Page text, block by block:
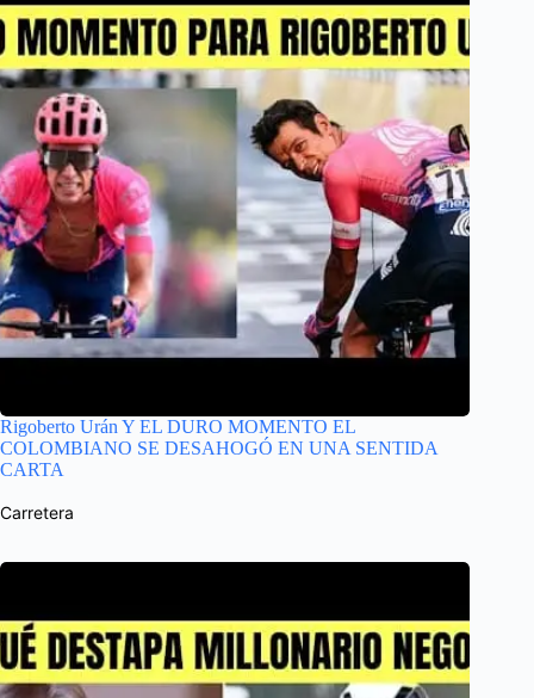
Rigoberto Urán Y EL DURO MOMENTO EL
COLOMBIANO SE DESAHOGÓ EN UNA SENTIDA
CARTA
Carretera